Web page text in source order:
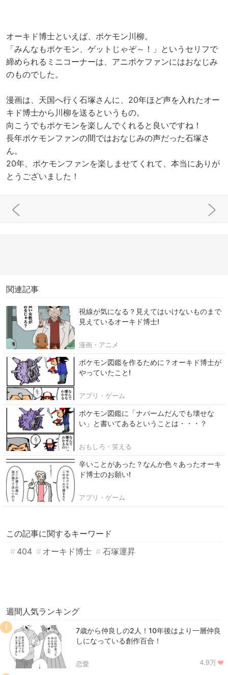
オーキド博士といえば、ポケモン川柳。
「みんなもポケモン、ゲットじゃぞ～！」というセリフで
締められるミニコーナーは、アニポケファンにはおなじみ
のものでした。
漫画は、天国へ行く石塚さんに、20年ほど声を入れたオー
キド博士から川柳を送るというもの。
向こうでもポケモンを楽しんでくれると良いですね！
長年ポケモンファンの間ではおなじみの声だった石塚さ
ん。
20年、ポケモンファンを楽しませてくれて、本当にありが
とうございました！
関連記事
視線が気になる？見えてはいけないものまで
見えているオーキド博士!
漫画・アニメ
ポケモン図鑑を作るために？オーキド博士が
やっていたこと!
アプリ・ゲーム
ポケモン図鑑に「ナパームだんでも壊せな
い」と書いてあるということは・・・？
おもしろ・笑える
辛いことがあった？なんか色々あったオーキ
ド博士のお願い!
アプリ・ゲーム
この記事に関するキーワード
404
オーキド博士 石塚運昇
週間人気ランキング
7歳から仲良しの2人！10年後はより一層仲良
しになっている創作百合！
恋愛 4.9万
1